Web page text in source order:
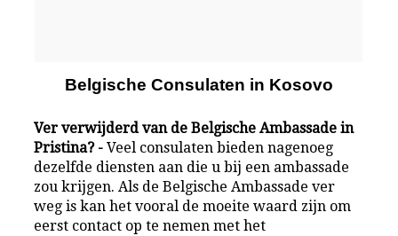
Belgische Consulaten in Kosovo
Ver verwijderd van de Belgische Ambassade in
Pristina? -Veel consulaten bieden nagenoeg
dezelfde diensten aan die u bij een ambassade
zou krijgen. Als de Belgische Ambassade ver
weg is kan het vooral de moeite waard zijn om
eerst contact op te nemen met het